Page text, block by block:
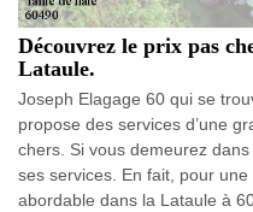
Découvrez le prix pas
Lataule.
Joseph Elagage 60 qui se
propose des services d’une
chers. Si vous demeurez
ses services. En fait, pour
abordable dans la Lataule à